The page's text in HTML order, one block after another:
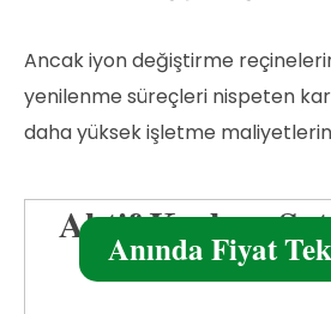
Ancak iyon değiştirme
yenilenme süreçleri nispeten
daha yüksek işletme
Aktif Karbon
Planlıyor
Anında Fiyat